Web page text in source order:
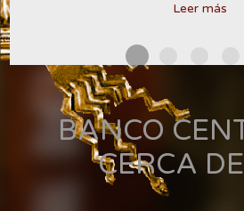
Leer más
BANCO
CERCA